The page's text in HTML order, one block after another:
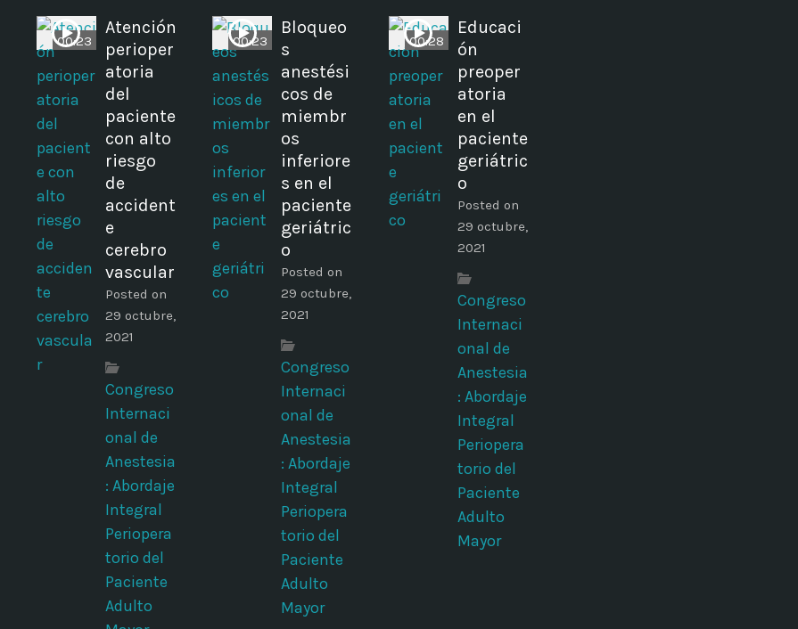
00:23
Atención
perioper
atoria
del
paciente
con alto
riesgo
de
accident
e
cerebro
vascular
Posted on
29 octubre,
2021
Congreso
Internaci
onal de
Anestesia
: Abordaje
Integral
Periopera
torio del
Paciente
Adulto
00:23
Bloqueo
s
anestési
cos de
miembr
os
inferiore
s en el
paciente
geriátric
o
Posted on
29 octubre,
2021
Congreso
Internaci
onal de
Anestesia
: Abordaje
Integral
Periopera
torio del
Paciente
Adulto
Mayor
00:28
Educaci
ón
preoper
atoria
en el
paciente
geriátric
o
Posted on
29 octubre,
2021
Congreso
Internaci
onal de
Anestesia
: Abordaje
Integral
Periopera
torio del
Paciente
Adulto
Mayor